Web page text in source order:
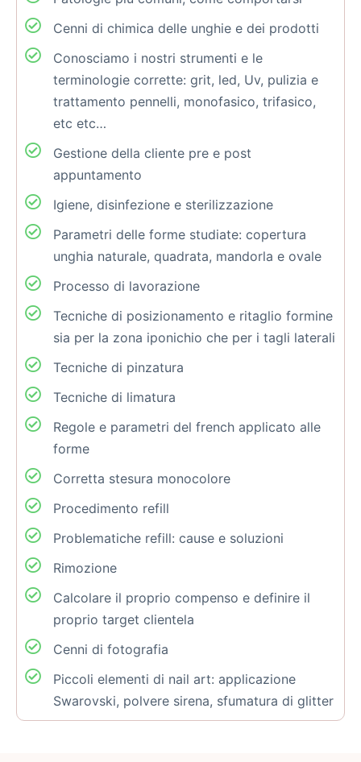
Cenni di chimica delle unghie e dei prodotti
Conosciamo i nostri strumenti e le
terminologie corrette: grit, led, Uv, pulizia e
trattamento pennelli, monofasico, trifasico,
etc etc…
Gestione della cliente pre e post
appuntamento
Igiene, disinfezione e sterilizzazione
Parametri delle forme studiate: copertura
unghia naturale, quadrata, mandorla e ovale
Processo di lavorazione
Tecniche di posizionamento e ritaglio formine
sia per la zona iponichio che per i tagli laterali
Tecniche di pinzatura
Tecniche di limatura
Regole e parametri del french applicato alle
forme
Corretta stesura monocolore
Procedimento refill
Problematiche refill: cause e soluzioni
Rimozione
Calcolare il proprio compenso e definire il
proprio target clientela
Cenni di fotografia
Piccoli elementi di nail art: applicazione
Swarovski, polvere sirena, sfumatura di glitter